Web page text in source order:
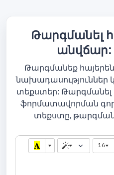
Թարգմանել
Թարգմանեք
տեքստեր:
ֆորմատավորման
տեքստը,
16